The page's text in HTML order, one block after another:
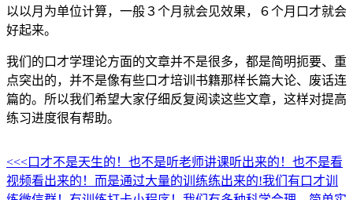
以以月为单位计算，一般３个月就会见效果，６个月口才就会
好起来。
我们的口才学理论方面的文章并不是很多，都是简明扼要、重
点突出的，并不是像有些口才培训书籍那样长篇大论、废话连
篇的。所以我们希望大家仔细反复阅读这些文章，这样对提高
练习进度很有帮助。
<<<口才不是天生的！也不是听老师讲课听出来的！也不是看
视频看出来的！而是通过大量的训练练出来的!我们有口才训